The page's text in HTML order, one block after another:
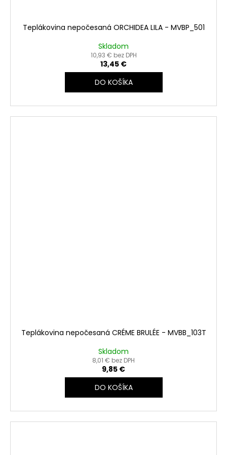
Teplákovina nepočesaná ORCHIDEA LILA - MVBP_501
Skladom
10,93 € bez DPH
13,45 €
DO KOŠÍKA
Teplákovina nepočesaná CRÉME BRULÉE - MVBB_103T
Skladom
8,01 € bez DPH
9,85 €
DO KOŠÍKA